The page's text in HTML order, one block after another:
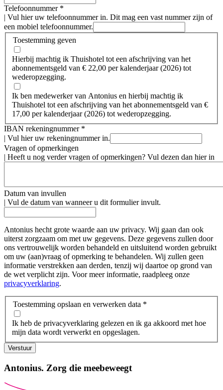
Telefoonnummer*
| Vul hier uw telefoonnummer in. Dit mag een vast nummer zijn of
een mobiel telefoonnummer.
Toestemming geven
Hierbij machtig ik Thuishotel tot een afschrijving van het
abonnementsgeld van € 22,00 per kalenderjaar (2026) tot
wederopzegging.
Ik ben medewerker van Antonius en hierbij machtig ik
Thuishotel tot een afschrijving van het abonnementsgeld van €
17,00 per kalenderjaar (2026) tot wederopzegging.
IBAN rekeningnummer*
| Vul hier uw rekeningnummer in.
Vragen of opmerkingen
| Heeft u nog verder vragen of opmerkingen? Vul dezen dan hier in
Datum van invullen
| Vul de datum van wanneer u dit formulier invult.
Antonius hecht grote waarde aan uw privacy. Wij gaan dan ook
uiterst zorgzaam om met uw gegevens. Deze gegevens zullen door
ons vertrouwelijk worden behandeld en uitsluitend worden gebruikt
om uw (aan)vraag of opmerking te behandelen. Wij zullen geen
informatie verstrekken aan derden, tenzij wij daartoe op grond van
de wet verplicht zijn. Voor meer informatie, raadpleeg onze
privacyverklaring.
Toestemming opslaan en verwerken data *
Ik heb de privacyverklaring gelezen en ik ga akkoord met hoe
mijn data wordt verwerkt en opgeslagen.
Verstuur
Antonius. Zorg die meebeweegt